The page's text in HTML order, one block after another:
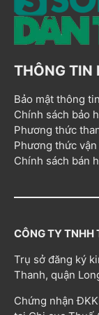
THÔNG TIN
Bảo mật thông tin
Chính sách bảo
Phương thức
Phương thức
Chính sách bán
CÔNG TY TNHH
Trụ sở đăng ký
Thanh, quận
Chứng nhận